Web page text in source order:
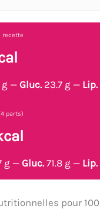
recette
g —Gluc.23.7 g — Lip.
parts)
g —Gluc.71.8 g — Lip.
pour